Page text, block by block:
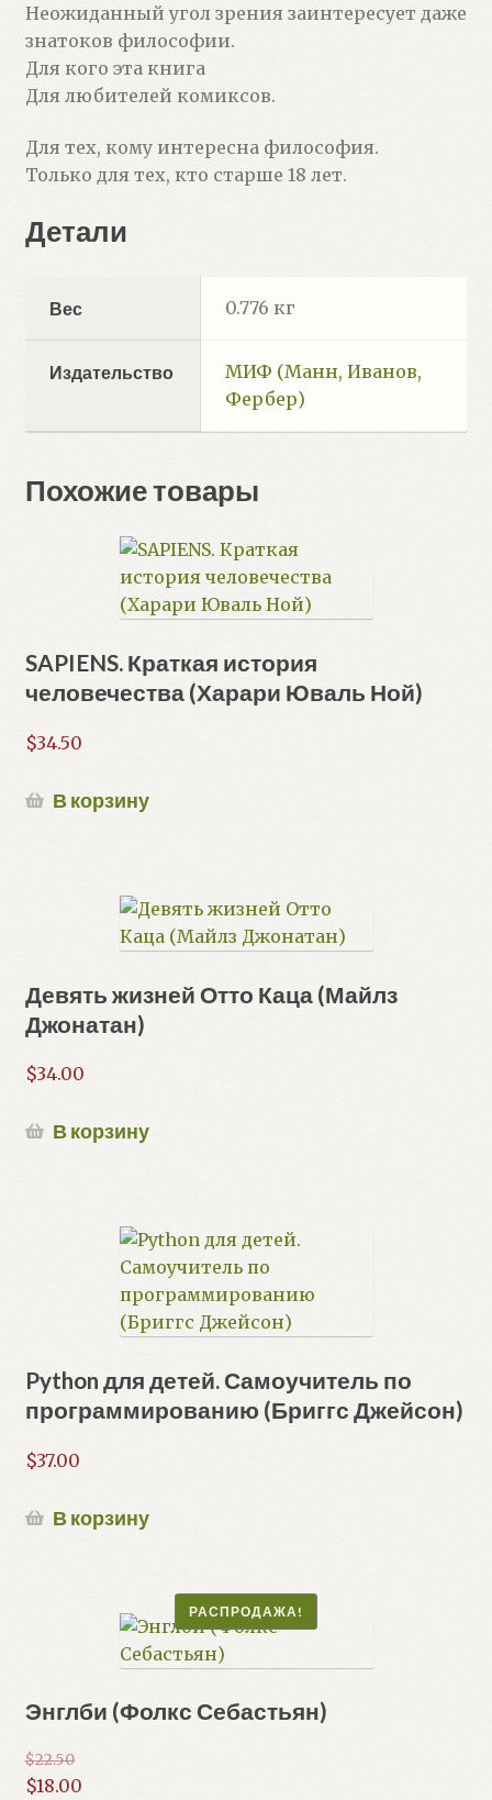
Неожиданный угол зрения заинтересует даже
знатоков философии.
Для кого эта книга
Для любителей комиксов.
Для тех, кому интересна философия.
Только для тех, кто старше 18 лет.
Детали
Вес 0.776 кг
Издательство
МИФ (Манн, Иванов,
Фербер)
Похожие товары
SAPIENS. Краткая история
человечества (Харари Юваль Ной)
$34.50
В корзину
Девять жизней Отто Каца (Майлз
Джонатан)
$34.00
В корзину
Python для детей. Самоучитель по
программированию (Бриггс Джейсон)
$37.00
В корзину
Энглби (Фолкс Себастьян)
РАСПРОДАЖА!
$22.50
Первоначальная
$18.00